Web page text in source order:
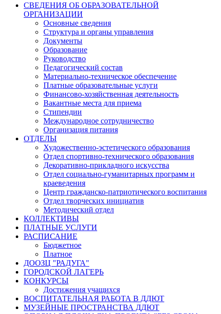
СВЕДЕНИЯ ОБ ОБРАЗОВАТЕЛЬНОЙ
ОРГАНИЗАЦИИ
Основные сведения
Структура и органы управления
Документы
Образование
Руководство
Педагогический состав
Материально-техническое обеспечение
Платные образовательные услуги
Финансово-хозяйственная деятельность
Вакантные места для приема
Стипендии
Международное сотрудничество
Организация питания
ОТДЕЛЫ
Художественно-эстетического образования
Отдел спортивно-технического образования
Декоративно-прикладного искусства
Отдел социально-гуманитарных программ и
краеведения
Центр гражданско-патриотического воспитания
Отдел творческих инициатив
Методический отдел
КОЛЛЕКТИВЫ
ПЛАТНЫЕ УСЛУГИ
РАСПИСАНИЕ
Бюджетное
Платное
ДООЗЦ "РАДУГА"
ГОРОДСКОЙ ЛАГЕРЬ
КОНКУРСЫ
Достижения учащихся
ВОСПИТАТЕЛЬНАЯ РАБОТА В ДДЮТ
МУЗЕЙНЫЕ ПРОСТРАНСТВА ДДЮТ